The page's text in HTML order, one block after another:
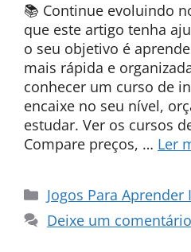
📚 Continue evoluindo
que este artigo tenha
o seu objetivo é
mais rápida e
conhecer um curso de
encaixe no seu nível,
estudar. Ver os cursos
Compare preços, … Ler
Categorias
Jogos Para Aprender
Deixe um comentário